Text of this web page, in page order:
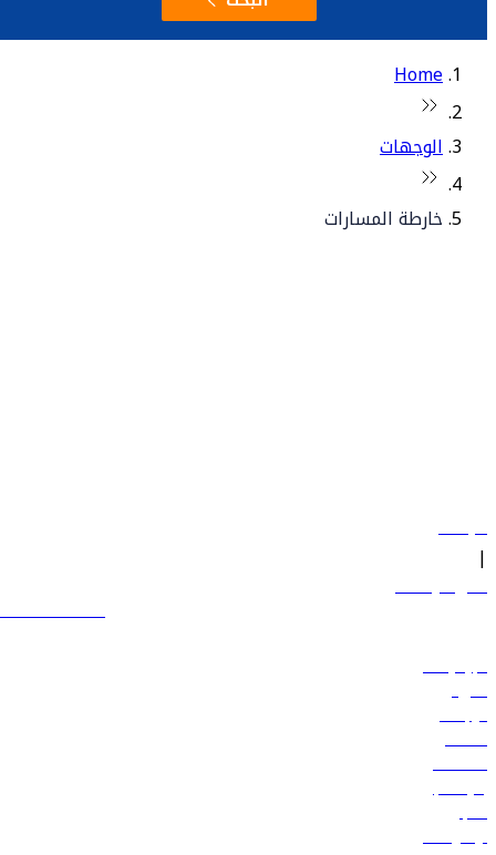
Home
الوجهات
خارطة المسارات
سياساتنا
|
الشروط والأحكام
600 544 445
حجز الرحلات
العروض
الوجهات
الأمتعة
المساعدة
إدارة الحجز
الأخبار
تواصل معنا